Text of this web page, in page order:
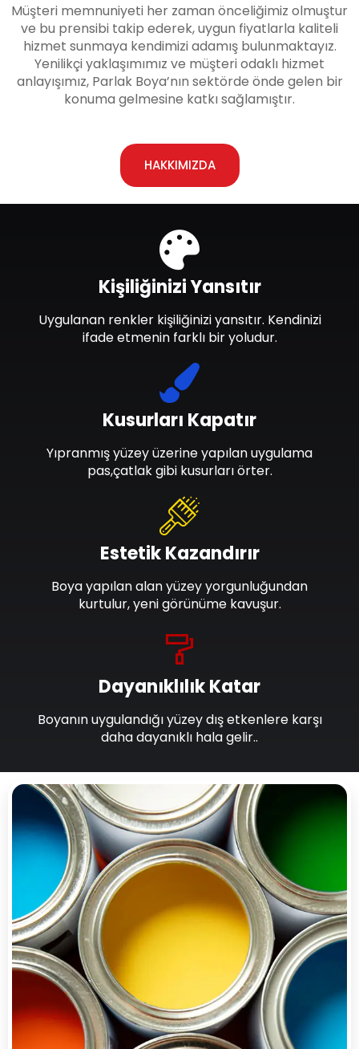
Müşteri memnuniyeti her zaman önceliğimiz olmuştur
ve bu prensibi takip ederek, uygun fiyatlarla kaliteli
hizmet sunmaya kendimizi adamış bulunmaktayız.
Yenilikçi yaklaşımımız ve müşteri odaklı hizmet
anlayışımız, Parlak Boya’nın sektörde önde gelen bir
konuma gelmesine katkı sağlamıştır.
HAKKIMIZDA
Dayanıklılık Katar
Boyanın uygulandığı yüzey dış etkenlere karşı
daha dayanıklı hala gelir..
Estetik Kazandırır
Boya yapılan alan yüzey yorgunluğundan
kurtulur, yeni görünüme kavuşur.
Kusurları Kapatır
Yıpranmış yüzey üzerine yapılan uygulama
pas,çatlak gibi kusurları örter.
Kişiliğinizi Yansıtır
Uygulanan renkler kişiliğinizi yansıtır. Kendinizi
ifade etmenin farklı bir yoludur.